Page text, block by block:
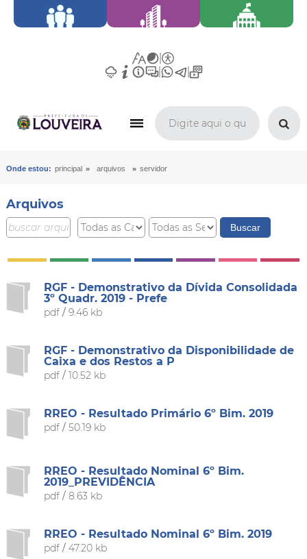
Onde estou: principal » arquivos » servidor
Arquivos
RGF - Demonstrativo da Dívida Consolidada
3º Quadr. 2019 - Prefe
pdf/ 9.46 kb
RGF - Demonstrativo da Disponibilidade de
Caixa e dos Restos a P
pdf/ 10.52 kb
RREO - Resultado Primário 6º Bim. 2019
pdf/ 50.19 kb
RREO - Resultado Nominal 6º Bim.
2019_PREVIDÊNCIA
pdf/ 8.63 kb
RREO - Resultado Nominal 6º Bim. 2019
pdf/ 47.20 kb